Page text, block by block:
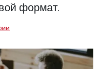
формат.